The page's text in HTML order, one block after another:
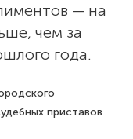
— на
чем за
года.
приставов